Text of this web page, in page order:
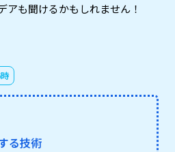
アも聞けるかもしれません！
る技術